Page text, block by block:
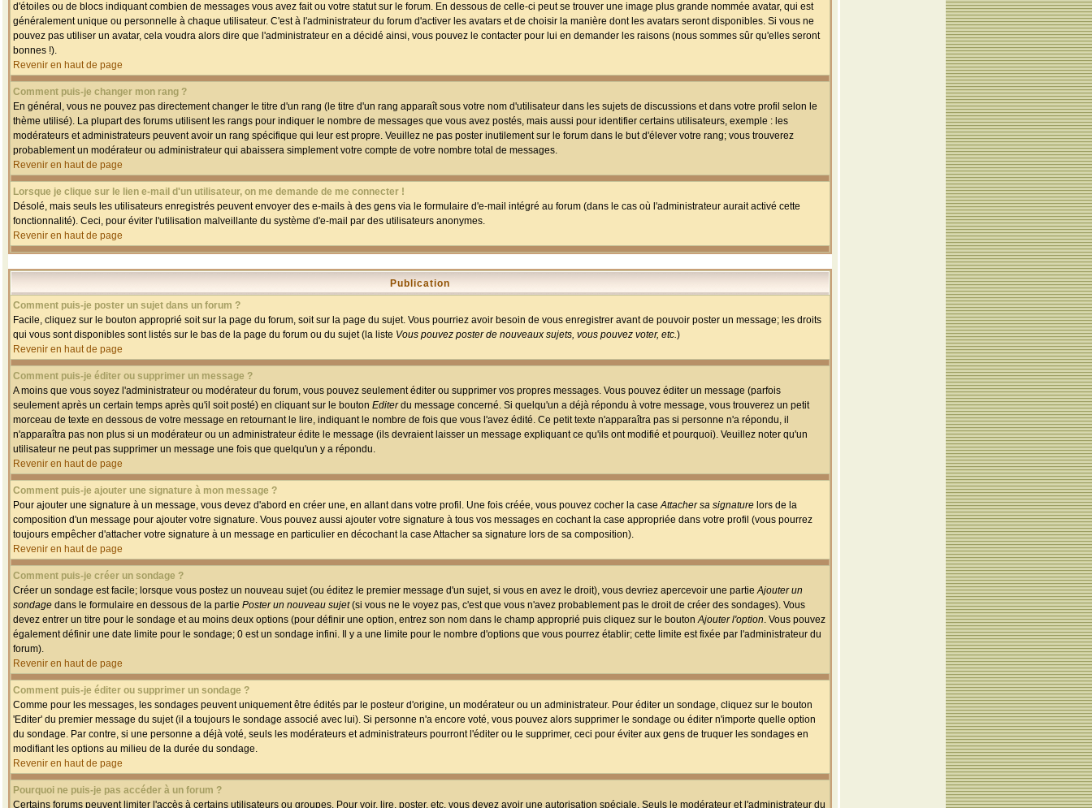
d'étoiles ou de blocs indiquant combien de messages vous avez fait ou votre statut sur le forum. En dessous de celle-ci peut se trouver une image plus grande nommée avatar, qui est
généralement unique ou personnelle à chaque utilisateur. C'est à l'administrateur du forum d'activer les avatars et de choisir la manière dont les avatars seront disponibles. Si vous ne
pouvez pas utiliser un avatar, cela voudra alors dire que l'administrateur en a décidé ainsi, vous pouvez le contacter pour lui en demander les raisons (nous sommes sûr qu'elles seront
bonnes !).
Revenir en haut de page
Comment puis-je changer mon rang ?
En général, vous ne pouvez pas directement changer le titre d'un rang (le titre d'un rang apparaît sous votre nom d'utilisateur dans les sujets de discussions et dans votre profil selon le
thème utilisé). La plupart des forums utilisent les rangs pour indiquer le nombre de messages que vous avez postés, mais aussi pour identifier certains utilisateurs, exemple : les
modérateurs et administrateurs peuvent avoir un rang spécifique qui leur est propre. Veuillez ne pas poster inutilement sur le forum dans le but d'élever votre rang; vous trouverez
probablement un modérateur ou administrateur qui abaissera simplement votre compte de votre nombre total de messages.
Revenir en haut de page
Lorsque je clique sur le lien e-mail d'un utilisateur, on me demande de me connecter !
Désolé, mais seuls les utilisateurs enregistrés peuvent envoyer des e-mails à des gens via le formulaire d'e-mail intégré au forum (dans le cas où l'administrateur aurait activé cette
fonctionnalité). Ceci, pour éviter l'utilisation malveillante du système d'e-mail par des utilisateurs anonymes.
Revenir en haut de page
Publication
Comment puis-je poster un sujet dans un forum ?
Facile, cliquez sur le bouton approprié soit sur la page du forum, soit sur la page du sujet. Vous pourriez avoir besoin de vous enregistrer avant de pouvoir poster un message; les droits
qui vous sont disponibles sont listés sur le bas de la page du forum ou du sujet (la liste Vous pouvez poster de nouveaux sujets, vous pouvez voter, etc.)
Revenir en haut de page
Comment puis-je éditer ou supprimer un message ?
A moins que vous soyez l'administrateur ou modérateur du forum, vous pouvez seulement éditer ou supprimer vos propres messages. Vous pouvez éditer un message (parfois
seulement après un certain temps après qu'il soit posté) en cliquant sur le bouton Editerdu message concerné. Si quelqu'un a déjà répondu à votre message, vous trouverez un petit
morceau de texte en dessous de votre message en retournant le lire, indiquant le nombre de fois que vous l'avez édité. Ce petit texte n'apparaîtra pas si personne n'a répondu, il
n'apparaîtra pas non plus si un modérateur ou un administrateur édite le message (ils devraient laisser un message expliquant ce qu'ils ont modifié et pourquoi). Veuillez noter qu'un
utilisateur ne peut pas supprimer un message une fois que quelqu'un y a répondu.
Revenir en haut de page
Comment puis-je ajouter une signature à mon message ?
Pour ajouter une signature à un message, vous devez d'abord en créer une, en allant dans votre profil. Une fois créée, vous pouvez cocher la caseAttacher sa signature lors de la
composition d'un message pour ajouter votre signature. Vous pouvez aussi ajouter votre signature à tous vos messages en cochant la case appropriée dans votre profil (vous pourrez
toujours empêcher d'attacher votre signature à un message en particulier en décochant la case Attacher sa signature lors de sa composition).
Revenir en haut de page
Comment puis-je créer un sondage ?
Créer un sondage est facile; lorsque vous postez un nouveau sujet (ou éditez le premier message d'un sujet, si vous en avez le droit), vous devriez apercevoir une partieAjouter un
sondage dans le formulaire en dessous de la partie Poster un nouveau sujet(si vous ne le voyez pas, c'est que vous n'avez probablement pas le droit de créer des sondages). Vous
devez entrer un titre pour le sondage et au moins deux options (pour définir une option, entrez son nom dans le champ approprié puis cliquez sur le boutonAjouter l'option. Vous pouvez
également définir une date limite pour le sondage; 0 est un sondage infini. Il y a une limite pour le nombre d'options que vous pourrez établir; cette limite est fixée par l'administrateur du
forum).
Revenir en haut de page
Comment puis-je éditer ou supprimer un sondage ?
Comme pour les messages, les sondages peuvent uniquement être édités par le posteur d'origine, un modérateur ou un administrateur. Pour éditer un sondage, cliquez sur le bouton
'Editer' du premier message du sujet (il a toujours le sondage associé avec lui). Si personne n'a encore voté, vous pouvez alors supprimer le sondage ou éditer n'importe quelle option
du sondage. Par contre, si une personne a déjà voté, seuls les modérateurs et administrateurs pourront l'éditer ou le supprimer, ceci pour éviter aux gens de truquer les sondages en
modifiant les options au milieu de la durée du sondage.
Revenir en haut de page
Pourquoi ne puis-je pas accéder à un forum ?
Certains forums peuvent limiter l'accès à certains utilisateurs ou groupes. Pour voir, lire, poster, etc. vous devez avoir une autorisation spéciale. Seuls le modérateur et l'administrateur du